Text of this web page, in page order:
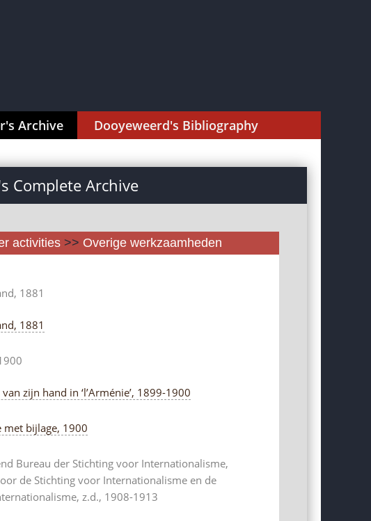
Archive Dooyeweerd's Bibliography
Complete Archive
activities >> Overige werkzaamheden
1881
1881
zijn hand in ‘l’Arménie’, 1899-1900
met bijlage, 1900
Bureau der Stichting voor Internationalisme,
de Stichting voor Internationalisme en de
z.d., 1908-1913